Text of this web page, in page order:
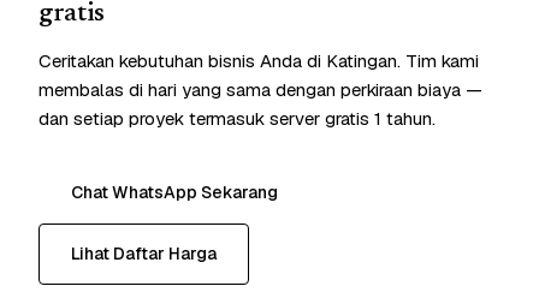
gratis
Ceritakan kebutuhan bisnis Anda di Katingan. Tim kami
membalas di hari yang sama dengan perkiraan biaya —
dan setiap proyek termasuk server gratis 1 tahun.
Chat WhatsApp Sekarang
Lihat Daftar Harga